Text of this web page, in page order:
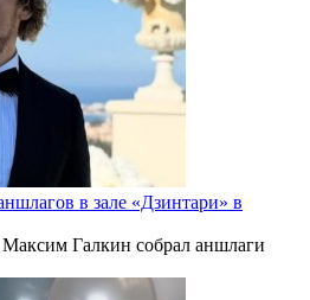
в зале «Дзинтари» в
Галкин собрал аншлаги